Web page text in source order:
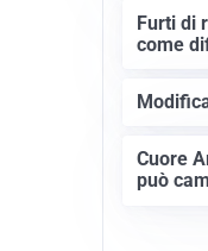
Furti di
come
Cuore
può